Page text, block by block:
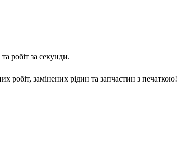
робіт за секунди.
робіт, замінених рідин та запчастин з печаткою!